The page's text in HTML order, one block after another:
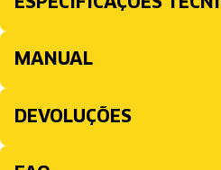
MANUAL
DEVOLUÇÕES